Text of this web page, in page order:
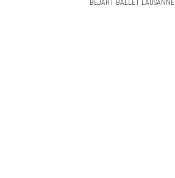
BÉJART BALLET LAUSANNE